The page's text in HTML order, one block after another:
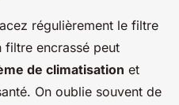
régulièrement le filtre
filtre encrassé peut
de climatisation et
On oublie souvent de